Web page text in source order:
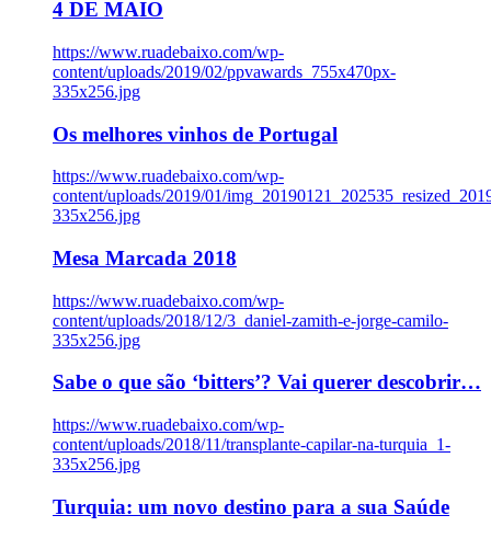
4 DE MAIO
https://www.ruadebaixo.com/wp-
content/uploads/2019/02/ppvawards_755x470px-
335x256.jpg
Os melhores vinhos de Portugal
https://www.ruadebaixo.com/wp-
content/uploads/2019/01/
335x256.jpg
Mesa Marcada 2018
https://www.ruadebaixo.com/wp-
content/uploads/2018/12/3_daniel-zamith-e-jorge-camilo-
335x256.jpg
Sabe o que são ‘bitters’? Vai querer descobrir…
https://www.ruadebaixo.com/wp-
content/uploads/2018/11/transplante-capilar-na-turquia_1-
335x256.jpg
Turquia: um novo destino para a sua Saúde